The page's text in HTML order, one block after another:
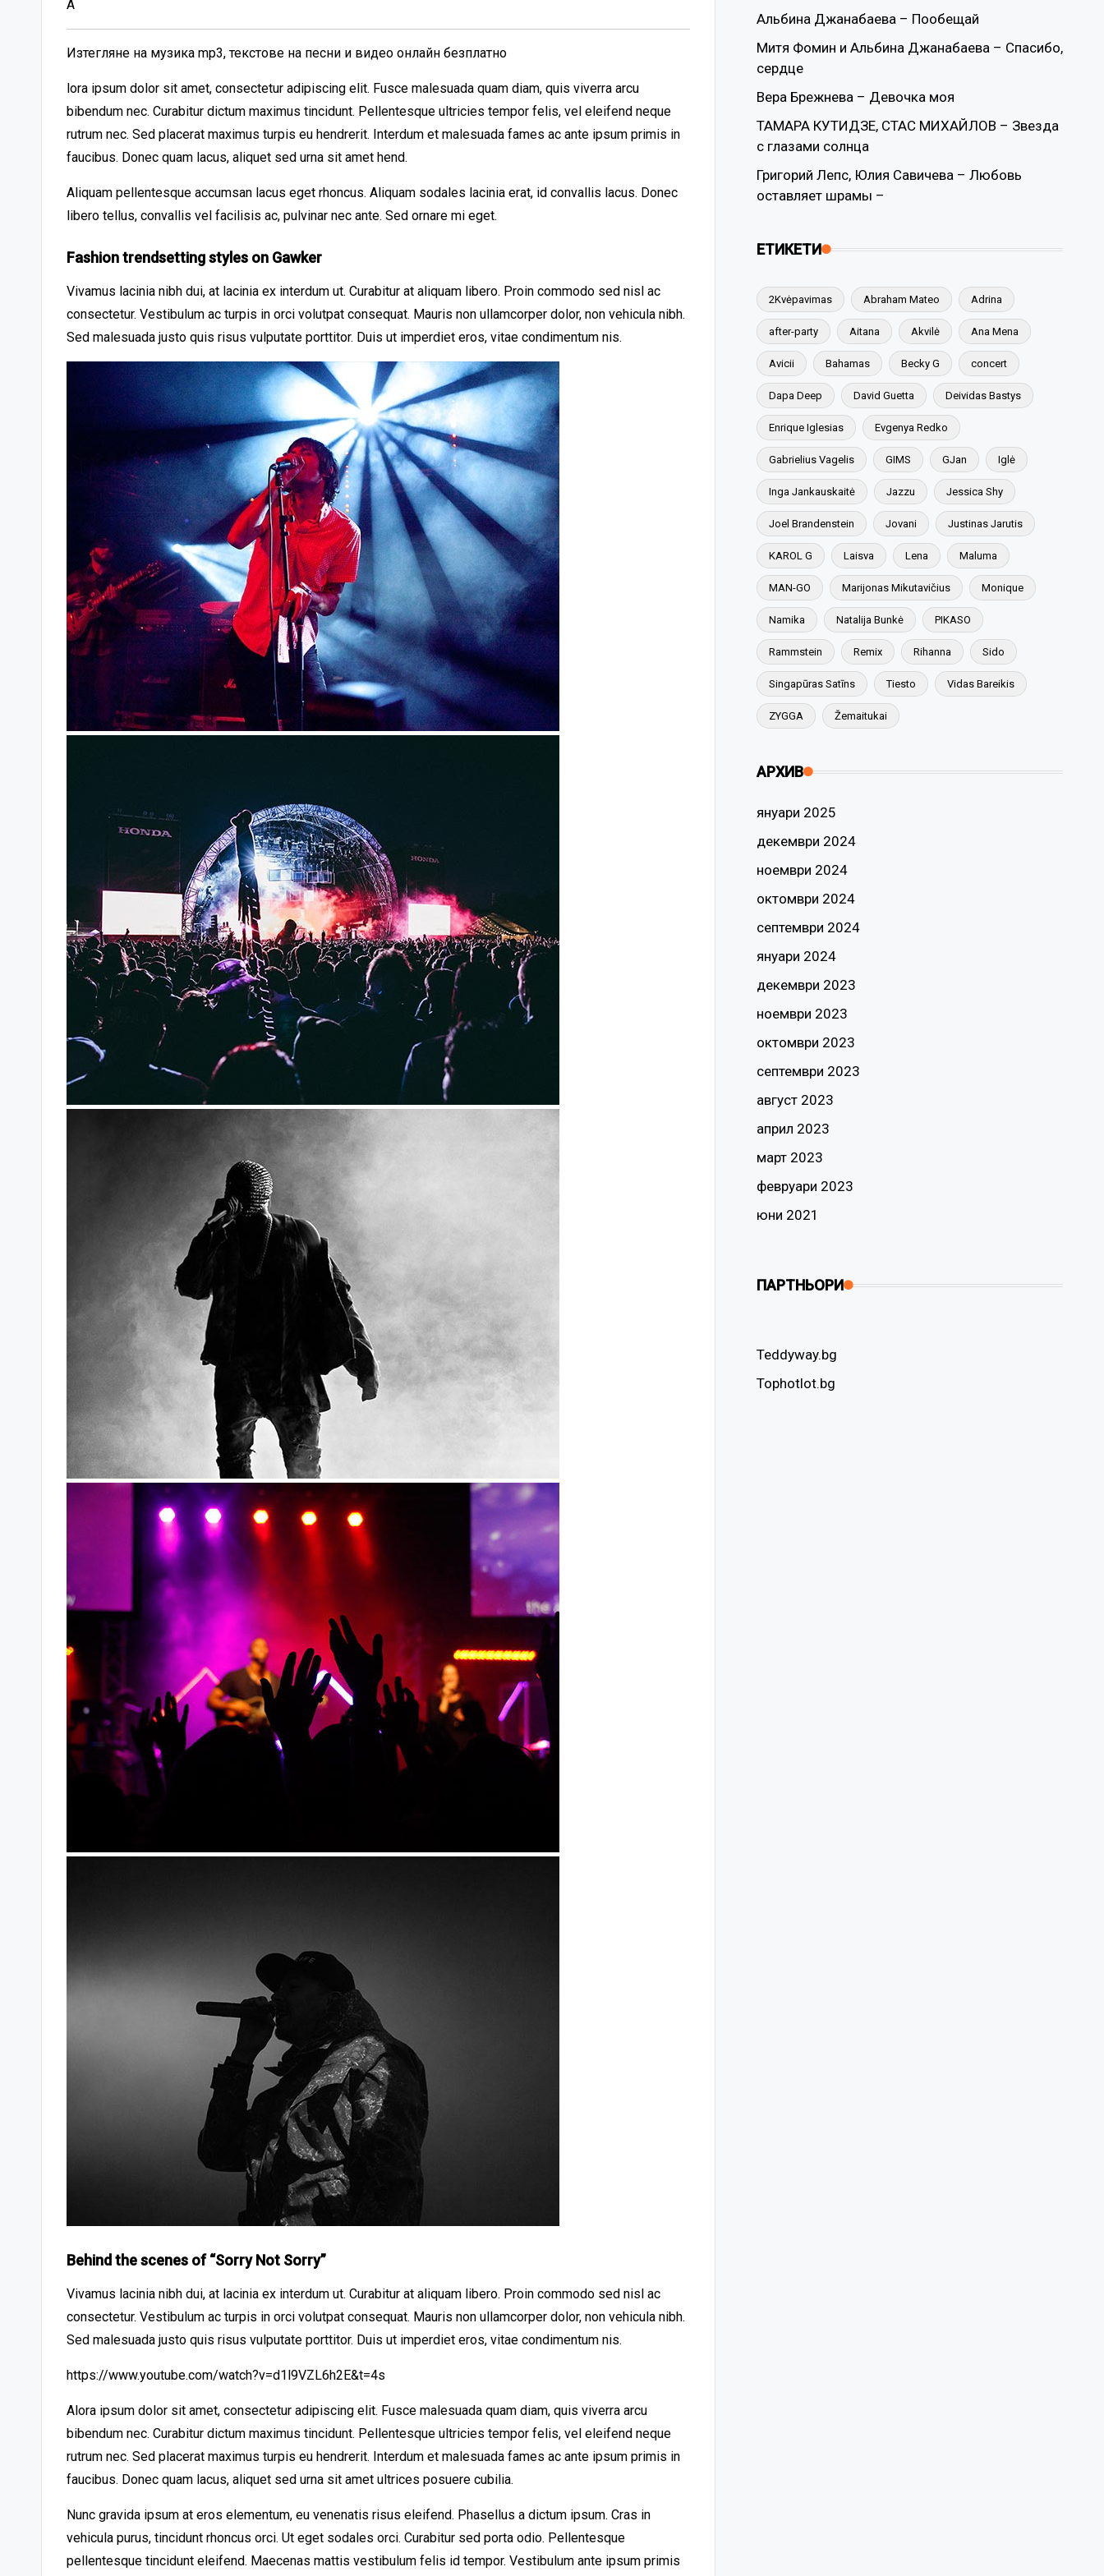
A
Изтегляне на музика mp3, текстове на песни и видео онлайн безплатно
lora ipsum dolor sit amet, consectetur adipiscing elit. Fusce malesuada quam diam, quis viverra arcu
bibendum nec. Curabitur dictum maximus tincidunt. Pellentesque ultricies tempor felis, vel eleifend neque
rutrum nec. Sed placerat maximus turpis eu hendrerit. Interdum et malesuada fames ac ante ipsum primis in
faucibus. Donec quam lacus, aliquet sed urna sit amet hend.
Aliquam pellentesque accumsan lacus eget rhoncus. Aliquam sodales lacinia erat, id convallis lacus. Donec
libero tellus, convallis vel facilisis ac, pulvinar nec ante. Sed ornare mi eget.
Fashion trendsetting styles on Gawker
Vivamus lacinia nibh dui, at lacinia ex interdum ut. Curabitur at aliquam libero. Proin commodo sed nisl ac
consectetur. Vestibulum ac turpis in orci volutpat consequat. Mauris non ullamcorper dolor, non vehicula nibh.
Sed malesuada justo quis risus vulputate porttitor. Duis ut imperdiet eros, vitae condimentum nis.
Behind the scenes of “Sorry Not Sorry”
Vivamus lacinia nibh dui, at lacinia ex interdum ut. Curabitur at aliquam libero. Proin commodo sed nisl ac
consectetur. Vestibulum ac turpis in orci volutpat consequat. Mauris non ullamcorper dolor, non vehicula nibh.
Sed malesuada justo quis risus vulputate porttitor. Duis ut imperdiet eros, vitae condimentum nis.
https://www.youtube.com/watch?v=d1l9VZL6h2E&t=4s
Alora ipsum dolor sit amet, consectetur adipiscing elit. Fusce malesuada quam diam, quis viverra arcu
bibendum nec. Curabitur dictum maximus tincidunt. Pellentesque ultricies tempor felis, vel eleifend neque
rutrum nec. Sed placerat maximus turpis eu hendrerit. Interdum et malesuada fames ac ante ipsum primis in
faucibus. Donec quam lacus, aliquet sed urna sit amet ultrices posuere cubilia.
Nunc gravida ipsum at eros elementum, eu venenatis risus eleifend. Phasellus a dictum ipsum. Cras in
vehicula purus, tincidunt rhoncus orci. Ut eget sodales orci. Curabitur sed porta odio. Pellentesque
pellentesque tincidunt eleifend. Maecenas mattis vestibulum felis id tempor. Vestibulum ante ipsum primis
Альбина Джанабаева – Пообещай
Митя Фомин и Альбина Джанабаева – Спасибо,
сердце
Вера Брежнева – Девочка моя
ТАМАРА КУТИДЗЕ, СТАС МИХАЙЛОВ – Звезда
с глазами солнца
Григорий Лепс, Юлия Савичева – Любовь
оставляет шрамы –
ЕТИКЕТИ
2Kvėpavimas Abraham Mateo Adrina
after-party Aitana Akvilė Ana Mena
Avicii Bahamas Becky G concert
Dapa Deep David Guetta Deividas Bastys
Enrique Iglesias Evgenya Redko
Gabrielius Vagelis GIMS GJan Iglė
Inga Jankauskaitė Jazzu Jessica Shy
Joel Brandenstein Jovani Justinas Jarutis
KAROL G Laisva Lena Maluma
MAN-GO Marijonas Mikutavičius Monique
Namika Natalija Bunkė PIKASO
Rammstein Remix Rihanna Sido
Singapūras Satīns Tiesto Vidas Bareikis
ZYGGA Žemaitukai
АРХИВ
януари 2025
декември 2024
ноември 2024
октомври 2024
септември 2024
януари 2024
декември 2023
ноември 2023
октомври 2023
септември 2023
август 2023
април 2023
март 2023
февруари 2023
юни 2021
ПАРТНЬОРИ
Teddyway.bg
Tophotlot.bg